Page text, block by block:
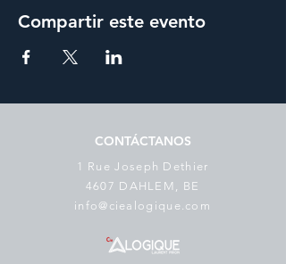
Compartir este evento
CONTÁCTANOS
1 Rue Joseph Dethier
4607 DAHLEM, BE
info@ciealogique.com